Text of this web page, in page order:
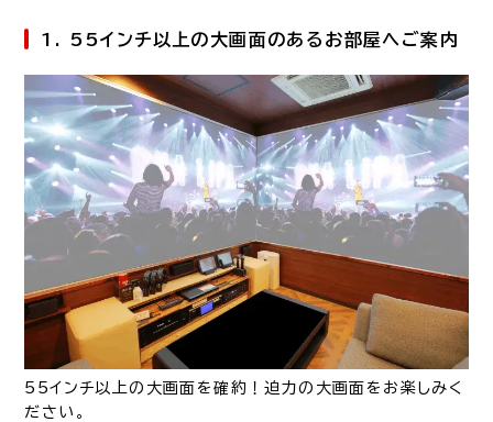
1. 55インチ以上の大画面のあるお部屋へご案内
55インチ以上の大画面を確約！迫力の大画面をお楽しみく
ださい。